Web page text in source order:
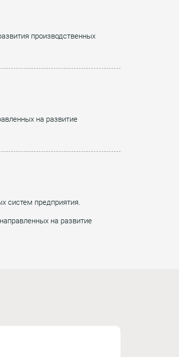
производственных
на развитие
систем предприятия.
на развитие